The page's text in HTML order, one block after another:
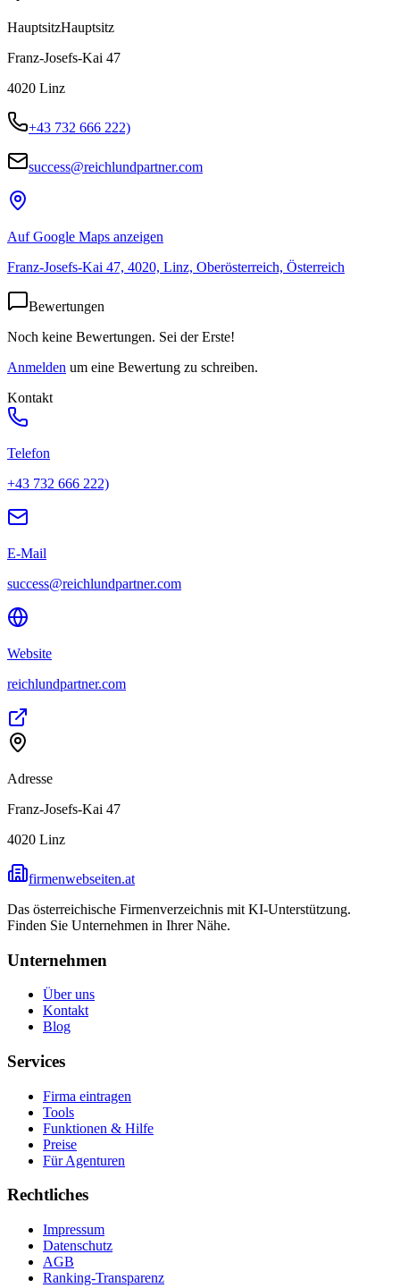
HauptsitzHauptsitz
Franz-Josefs-Kai 47
4020 Linz
+43 732 666 222)
success@reichlundpartner.com
Auf Google Maps anzeigen
Franz-Josefs-Kai 47, 4020, Linz, Oberösterreich, Österreich
Bewertungen
Noch keine Bewertungen. Sei der Erste!
Anmelden um eine Bewertung zu schreiben.
Kontakt
Telefon
+43 732 666 222)
E-Mail
success@reichlundpartner.com
Website
reichlundpartner.com
Adresse
Franz-Josefs-Kai 47
4020 Linz
firmenwebseiten.at
Das österreichische Firmenverzeichnis mit KI-Unterstützung.
Finden Sie Unternehmen in Ihrer Nähe.
Unternehmen
Über uns
Kontakt
Blog
Services
Firma eintragen
Tools
Funktionen & Hilfe
Preise
Für Agenturen
Rechtliches
Impressum
Datenschutz
AGB
Ranking-Transparenz